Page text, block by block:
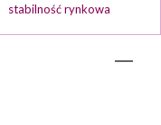
stabilność rynkowa